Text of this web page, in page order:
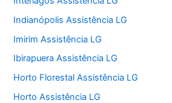
Indianópolis Assistência LG
Imirim Assistência LG
Ibirapuera Assistência LG
Horto Florestal Assistência LG
Horto Assistência LG